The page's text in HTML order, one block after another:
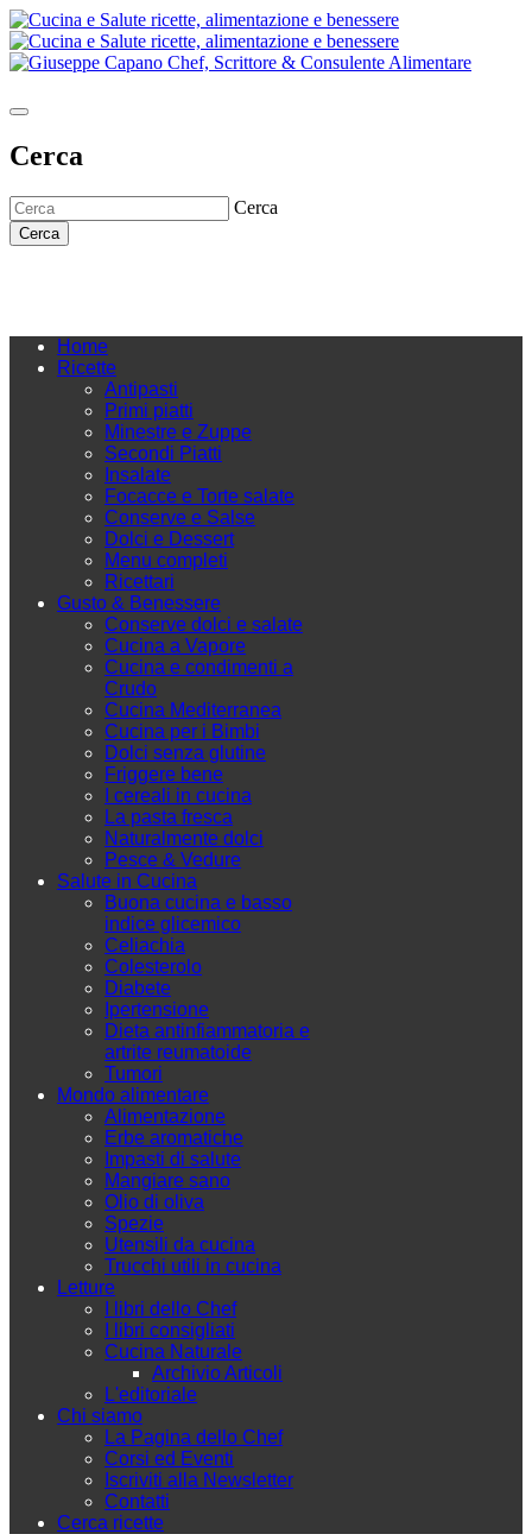
Cerca
Cerca
Cerca
Home
Ricette
Antipasti
Primi piatti
Minestre e Zuppe
Secondi Piatti
Insalate
Focacce e Torte salate
Conserve e Salse
Dolci e Dessert
Menu completi
Ricettari
Gusto & Benessere
Conserve dolci e salate
Cucina a Vapore
Cucina e condimenti a
Crudo
Cucina Mediterranea
Cucina per i Bimbi
Dolci senza glutine
Friggere bene
I cereali in cucina
La pasta fresca
Naturalmente dolci
Pesce & Vedure
Salute in Cucina
Buona cucina e basso
indice glicemico
Celiachia
Colesterolo
Diabete
Ipertensione
Dieta antinfiammatoria e
artrite reumatoide
Tumori
Mondo alimentare
Alimentazione
Erbe aromatiche
Impasti di salute
Mangiare sano
Olio di oliva
Spezie
Utensili da cucina
Trucchi utili in cucina
Letture
I libri dello Chef
I libri consigliati
Cucina Naturale
Archivio Articoli
L'editoriale
Chi siamo
La Pagina dello Chef
Corsi ed Eventi
Iscriviti alla Newsletter
Contatti
Cerca ricette